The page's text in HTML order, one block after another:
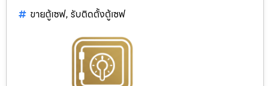
ขายตู้เซฟ, รับติดตั้งตู้เซฟ